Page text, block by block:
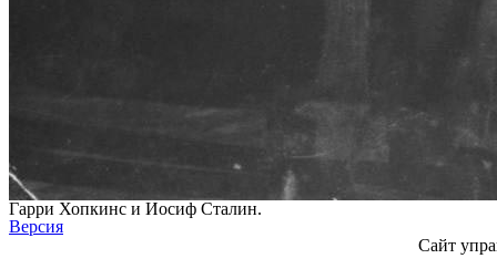
Гарри Хопкинс и Иосиф Сталин.
Версия
Сайт